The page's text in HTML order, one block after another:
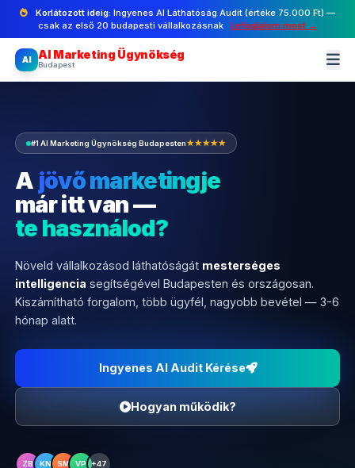
Korlátozott ideig: Ingyenes AI Láthatóság Audit (értéke 75.000 Ft) —
csak az első 20 budapesti vállalkozásnak
Lefoglalom most →
AI AI Marketing Ügynökség
Budapest
#1 AI Marketing Ügynökség Budapesten★★★★★
A jövő marketingje
már itt van —
te használod?
Növeld vállalkozásod láthatóságát mesterséges
intelligencia segítségével Budapesten és országosan.
Kiszámítható forgalom, több ügyfél, nagyobb bevétel — 3-6
hónap alatt.
Ingyenes AI Audit Kérése
Hogyan működik?
ZB KN SM VP +47